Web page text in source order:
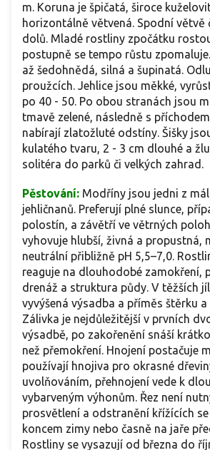
m. Koruna je špičatá, široce
horizontálně větvená. Spodní větvě
dolů. Mladé rostliny zpočátku
postupně se tempo růstu
až šedohnědá, silná a šupinatá.
proužcích. Jehlice jsou měkké,
po 40 - 50. Po obou stranách jsou
tmavě zelené, následně s
nabírají zlatožluté odstíny. Šišky
kulatého tvaru, 2 - 3 cm dlouhé a
solitéra do parků či velkých zahrad.
Pěstování: Modříny jsou jedni z
jehličnanů. Preferují plné slunce,
polostín, a závětří ve větrných
vyhovuje hlubší, živná a propustná,
neutrální přibližně pH 5,5–7,0.
reaguje na dlouhodobé zamokření,
drenáž a struktura půdy. V těžších
vyvýšená výsadba a příměs štěrku
Zálivka je nejdůležitější v prvních
výsadbě, po zakořenění snáší
než přemokření. Hnojení postačuje
používají hnojiva pro okrasné
uvolňováním, přehnojení vede k
vybarveným výhonům. Řez není
prosvětlení a odstranění křížících
koncem zimy nebo časně na jaře
Rostliny se vysazují od března do